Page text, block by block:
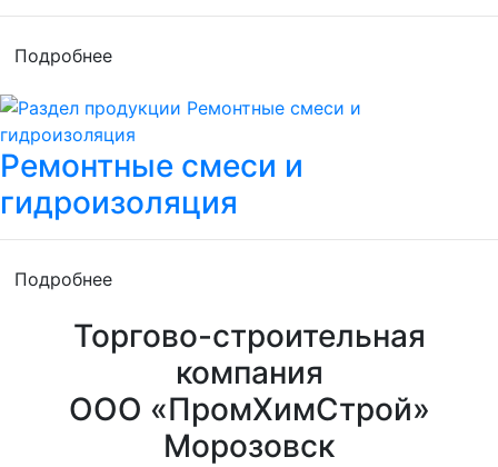
Подробнее
Ремонтные смеси и
гидроизоляция
Подробнее
Торгово-строительная
компания
ООО «ПромХимСтрой»
Морозовск